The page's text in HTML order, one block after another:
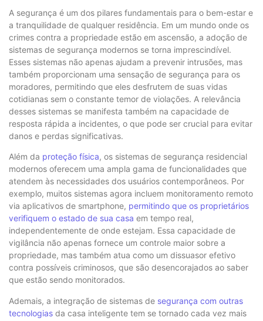
A segurança é um dos pilares fundamentais para o bem-estar e
a tranquilidade de qualquer residência. Em um mundo onde os
crimes contra a propriedade estão em ascensão, a adoção de
sistemas de segurança modernos se torna imprescindível.
Esses sistemas não apenas ajudam a prevenir intrusões, mas
também proporcionam uma sensação de segurança para os
moradores, permitindo que eles desfrutem de suas vidas
cotidianas sem o constante temor de violações. A relevância
desses sistemas se manifesta também na capacidade de
resposta rápida a incidentes, o que pode ser crucial para evitar
danos e perdas significativas.
Além da proteção física, os sistemas de segurança residencial
modernos oferecem uma ampla gama de funcionalidades que
atendem às necessidades dos usuários contemporâneos. Por
exemplo, muitos sistemas agora incluem monitoramento remoto
via aplicativos de smartphone, permitindo que os proprietários
verifiquem o estado de sua casa em tempo real,
independentemente de onde estejam. Essa capacidade de
vigilância não apenas fornece um controle maior sobre a
propriedade, mas também atua como um dissuasor efetivo
contra possíveis criminosos, que são desencorajados ao saber
que estão sendo monitorados.
Ademais, a integração de sistemas de segurança com outras
tecnologias da casa inteligente tem se tornado cada vez mais